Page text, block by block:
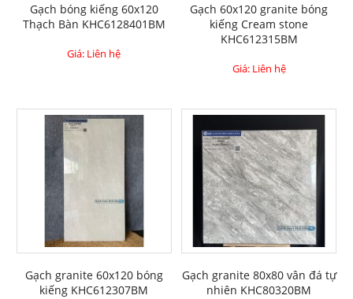
Gạch bóng kiếng 60x120
Thạch Bàn KHC6128401BM
Giá: Liên hệ
Gạch 60x120 granite bóng
kiếng Cream stone
KHC612315BM
Giá: Liên hệ
Gạch granite 60x120 bóng
kiếng KHC612307BM
Gạch granite 80x80 vân đá tự
nhiên KHC80320BM